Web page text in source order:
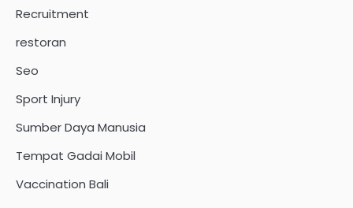
Recruitment
restoran
Seo
Sport Injury
Sumber Daya Manusia
Tempat Gadai Mobil
Vaccination Bali